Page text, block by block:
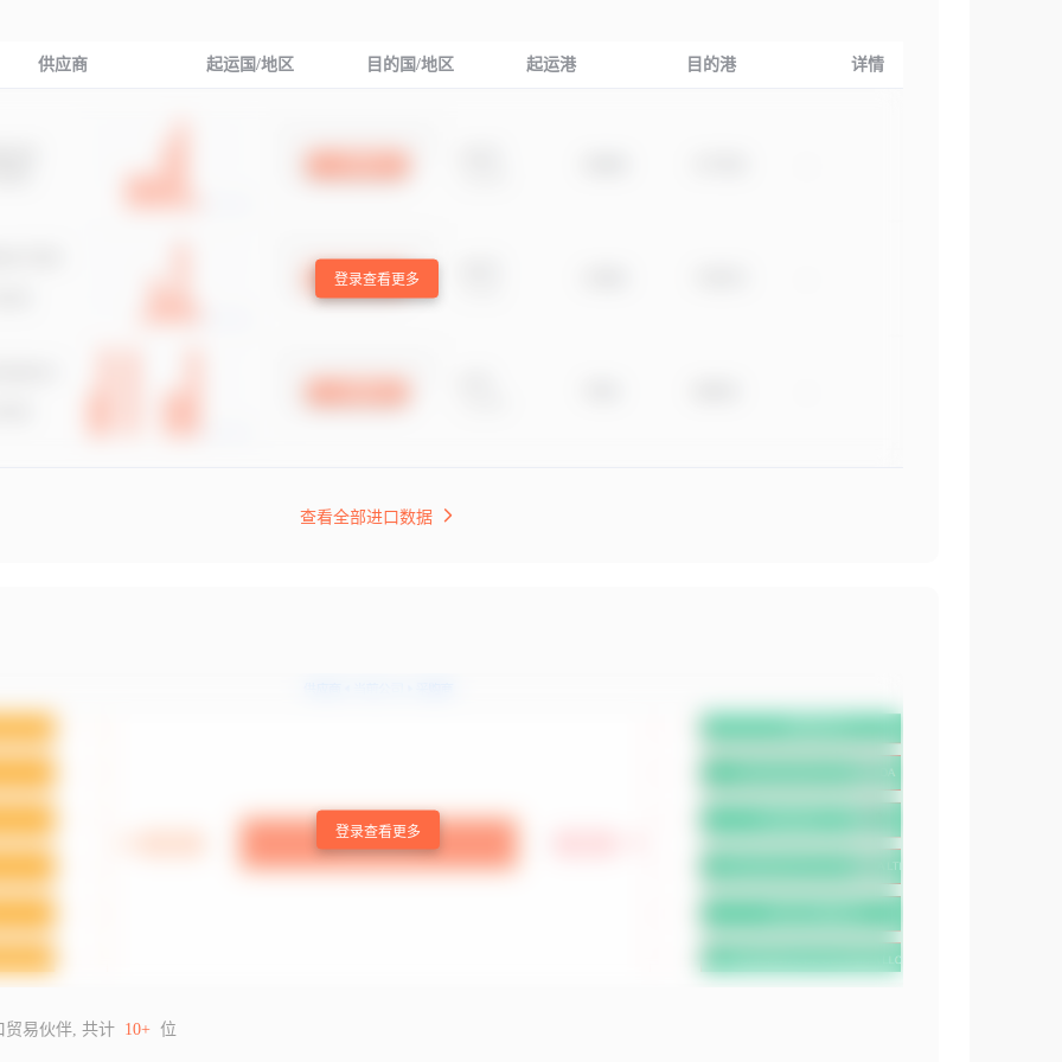
供应商 起运国/地区 目的国/地区 起运港 目的港 详情
登录查看更多
查看全部进口数据
登录查看更多
贸易伙伴, 共计 10+ 位